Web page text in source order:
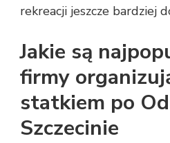
rekreacji jeszcze bardziej
Jakie są
firmy
statkiem po
Szczecinie